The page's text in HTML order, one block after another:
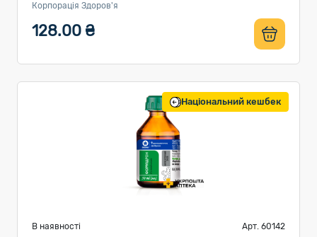
Корпорація Здоров'я
128.00 ₴
Національний кешбек
В наявності Арт. 60142